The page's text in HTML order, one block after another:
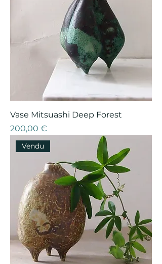
Vase Mitsuashi Deep Forest
Prix
200,00 €
Vendu